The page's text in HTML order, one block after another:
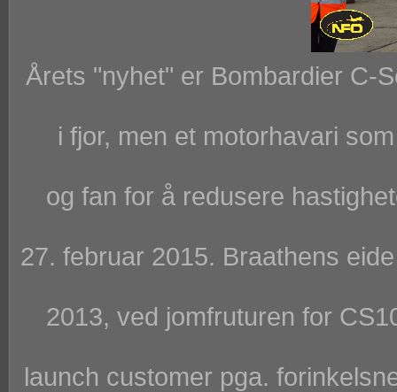
Årets "nyhet" er Bombardier C-
i fjor, men et motorhavari
og fan for å redusere
27. februar 2015. Braathens
2013, ved jomfruturen for
launch customer pga.